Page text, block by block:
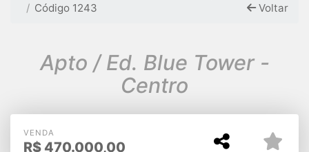
Código 1243
Voltar
Apto / Ed. Blue Tower -
Centro
VENDA
R$ 470.000,00